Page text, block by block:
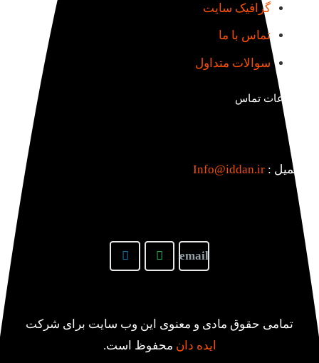
گرافیک سایت
تماس با ما
سوالات متداول
اطلاعات تماس
ایمیل :Info@iddan.ir
تمامی حقوق مادی و معنوی این وب سایت برای شرکت
ایده دان محفوظ است.